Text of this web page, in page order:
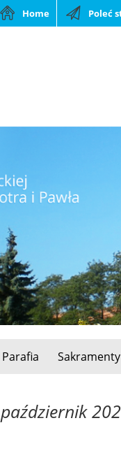
Poleć
Home
Parafia Sakramenty
październik